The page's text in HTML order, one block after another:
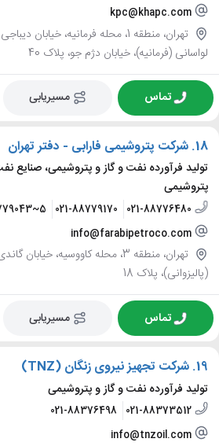
kpc@khapc.com
تهران، منطقه 1، محله فرمانیه،
لواسانی (فرمانیه)، خیابان دژم جو، پلاک 40
تماس مسیریابی
18. شرکت پتروشیمی فارابی - دفتر تهران
تولید فرآورده نفت و گاز و پتروشیمی، صنایع
پتروشیمی
021-88776480
021-88779170
info@farabipetroco.com
تهران، منطقه 3، محله کاووسیه،
(پالیزوانی)، پلاک 18
تماس مسیریابی
19. شرکت تجهیز نیروی زنگان (TNZ)
تولید فرآورده نفت و گاز و پتروشیمی
021-88373512
021-88376498
info@tnzoil.com